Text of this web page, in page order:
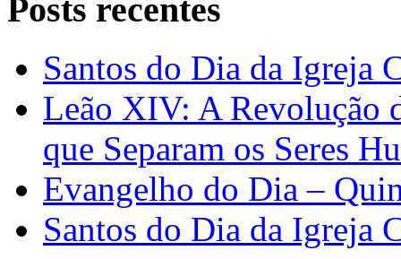
Posts recentes
Santos do Dia da Igreja
Leão XIV: A Revolução
que Separam os Seres
Evangelho do Dia –
Santos do Dia da Igreja